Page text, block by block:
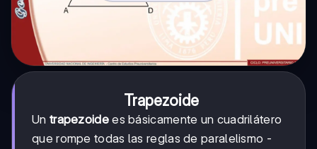
Trapezoide
Un trapezoidees básicamente un cuadrilátero
que rompe todas las reglas de paralelismo -